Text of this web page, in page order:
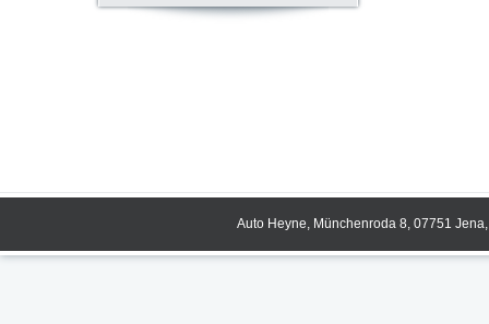
Auto Heyne, Münchenroda 8, 07751